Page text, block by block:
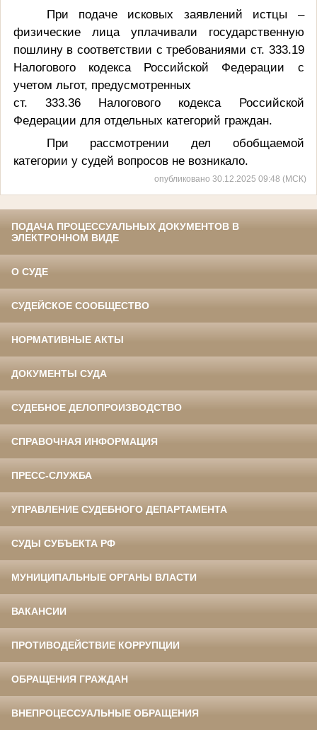
При подаче исковых заявлений истцы –
физические лица уплачивали государственную
пошлину в соответствии с требованиями ст. 333.19
Налогового кодекса Российской Федерации с
учетом льгот, предусмотренных
ст. 333.36 Налогового кодекса Российской
Федерации для отдельных категорий граждан.
При рассмотрении дел обобщаемой
категории у судей вопросов не возникало.
опубликовано 30.12.2025 09:48 (МСК)
ПОДАЧА ПРОЦЕССУАЛЬНЫХ ДОКУМЕНТОВ В
ЭЛЕКТРОННОМ ВИДЕ
О СУДЕ
СУДЕЙСКОЕ СООБЩЕСТВО
НОРМАТИВНЫЕ АКТЫ
ДОКУМЕНТЫ СУДА
СУДЕБНОЕ ДЕЛОПРОИЗВОДСТВО
СПРАВОЧНАЯ ИНФОРМАЦИЯ
ПРЕСС-СЛУЖБА
УПРАВЛЕНИЕ СУДЕБНОГО ДЕПАРТАМЕНТА
СУДЫ СУБЪЕКТА РФ
МУНИЦИПАЛЬНЫЕ ОРГАНЫ ВЛАСТИ
ВАКАНСИИ
ПРОТИВОДЕЙСТВИЕ КОРРУПЦИИ
ОБРАЩЕНИЯ ГРАЖДАН
ВНЕПРОЦЕССУАЛЬНЫЕ ОБРАЩЕНИЯ